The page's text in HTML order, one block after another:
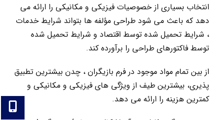
انتخاب بسیاری از خصوصیات فیزیکی و مکانیکی را ارائه می
دهد که باعث می شود طراحی مؤلفه ها بتواند شرایط خدمات
، شرایط تحمیل شده توسط اقتصاد و شرایط تحمیل شده
توسط فاکتورهای طراحی را برآورده کند.
از بین تمام مواد موجود در فرم بازیگران ، چدن بیشترین تطبیق
پذیری، بیشترین طیف از ویژگی های فیزیکی و مکانیکی و
کمترین هزینه را ارائه می دهد.